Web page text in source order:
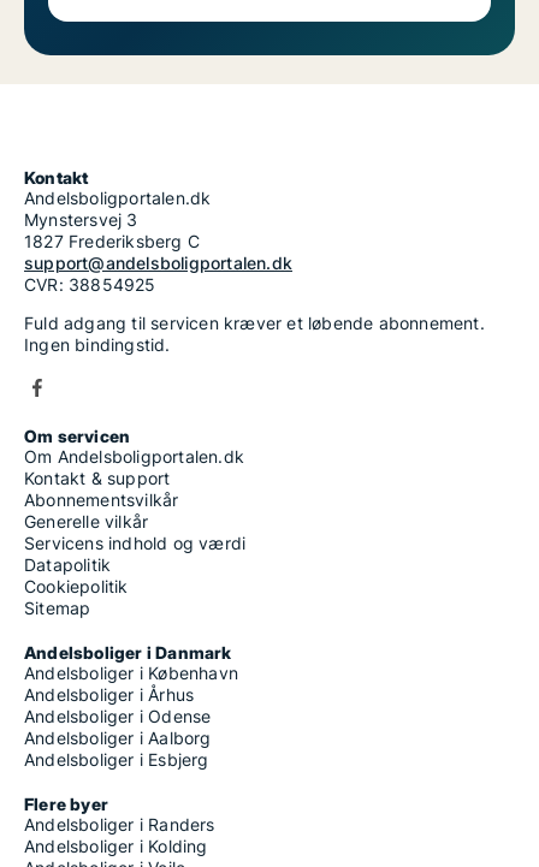
Kontakt
Andelsboligportalen.dk
Mynstersvej 3
1827 Frederiksberg C
support@andelsboligportalen.dk
CVR: 38854925
Fuld adgang til servicen kræver et løbende abonnement.
Ingen bindingstid.
Om servicen
Om Andelsboligportalen.dk
Kontakt & support
Abonnementsvilkår
Generelle vilkår
Servicens indhold og værdi
Datapolitik
Cookiepolitik
Sitemap
Andelsboliger i Danmark
Andelsboliger i København
Andelsboliger i Århus
Andelsboliger i Odense
Andelsboliger i Aalborg
Andelsboliger i Esbjerg
Flere byer
Andelsboliger i Randers
Andelsboliger i Kolding